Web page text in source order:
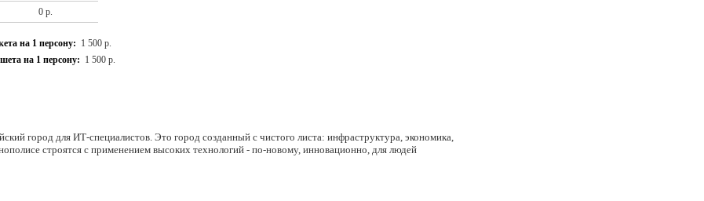
0 р.
на 1 персону: 1 500 р.
на 1 персону: 1 500 р.
город для ИТ-специалистов. Это город созданный с чистого листа: инфраструктура, экономика,
строятся с применением высоких технологий - по-новому, инновационно, для людей